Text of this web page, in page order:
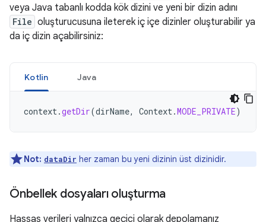
veya Java tabanlı kodda kök dizini ve yeni bir dizin adını
File oluşturucusuna ileterek iç içe dizinler oluşturabilir ya
da iç dizin açabilirsiniz:
Kotlin Java
context.getDir(dirName, Context.MODE_PRIVATE)
Not: dataDir her zaman bu yeni dizinin üst dizinidir.
Önbellek dosyaları oluşturma
Hassas verileri yalnızca geçici olarak depolamanız